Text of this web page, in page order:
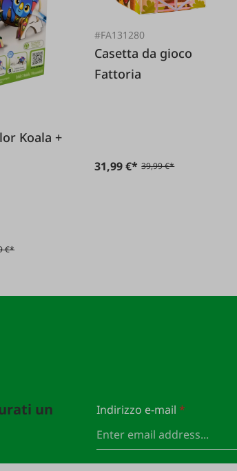
Koala +
€*
#FA131280
Casetta da gioco
Fattoria
31,99 €* 39,99 €*
un
Indirizzo e-mail *